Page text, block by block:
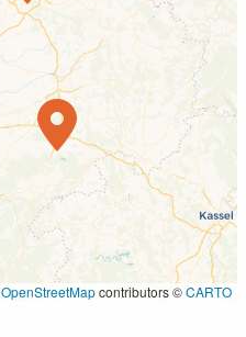
OpenStreetMapcontributors ©CARTO